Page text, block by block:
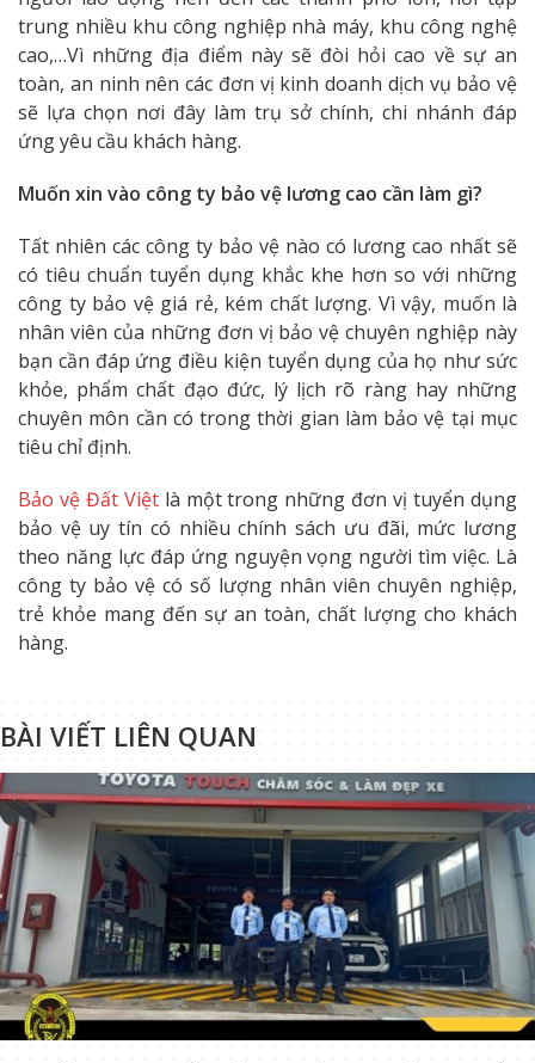
trung nhiều khu công nghiệp nhà máy, khu công nghệ
cao,…Vì những địa điểm này sẽ đòi hỏi cao về sự an
toàn, an ninh nên các đơn vị kinh doanh dịch vụ bảo vệ
sẽ lựa chọn nơi đây làm trụ sở chính, chi nhánh đáp
ứng yêu cầu khách hàng.
Muốn xin vào công ty bảo vệ lương cao cần làm gì?
Tất nhiên các công ty bảo vệ nào có lương cao nhất sẽ
có tiêu chuẩn tuyển dụng khắc khe hơn so với những
công ty bảo vệ giá rẻ, kém chất lượng. Vì vậy, muốn là
nhân viên của những đơn vị bảo vệ chuyên nghiệp này
bạn cần đáp ứng điều kiện tuyển dụng của họ như sức
khỏe, phẩm chất đạo đức, lý lịch rõ ràng hay những
chuyên môn cần có trong thời gian làm bảo vệ tại mục
tiêu chỉ định.
Bảo vệ Đất Việtlà một trong những đơn vị tuyển dụng
bảo vệ uy tín có nhiều chính sách ưu đãi, mức lương
theo năng lực đáp ứng nguyện vọng người tìm việc. Là
công ty bảo vệ có số lượng nhân viên chuyên nghiệp,
trẻ khỏe mang đến sự an toàn, chất lượng cho khách
hàng.
BÀI VIẾT LIÊN QUAN